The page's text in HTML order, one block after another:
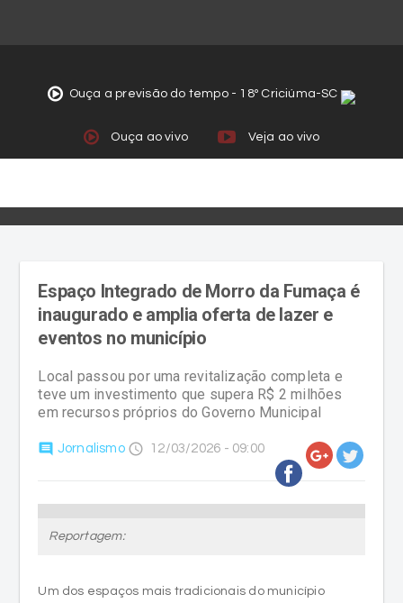
Ouça a previsão do tempo - 18º Criciúma-SC
Ouça ao vivo Veja ao vivo
Espaço Integrado de Morro da Fumaça é
inaugurado e amplia oferta de lazer e
eventos no município
Local passou por uma revitalização completa e
teve um investimento que supera R$ 2 milhões
em recursos próprios do Governo Municipal
comment Jornalismo access_time 12/03/2026 - 09:00
Reportagem:
Um dos espaços mais tradicionais do município